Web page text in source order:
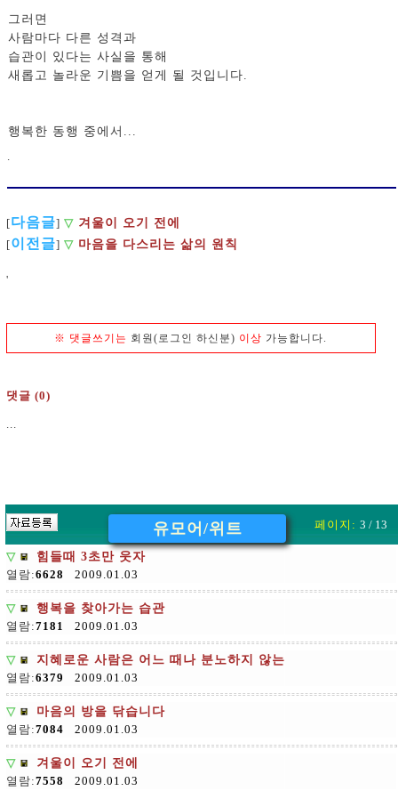
그러면
사람마다 다른 성격과
습관이 있다는 사실을 통해
새롭고 놀라운 기쁨을 얻게 될 것입니다.
행복한 동행 중에서...
.
[다음글] ▽ 겨울이 오기 전에
[이전글] ▽ 마음을 다스리는 삶의 원칙
'
※ 댓글쓰기는 회원(로그인 하신분) 이상 가능합니다.
댓글 (0)
...
유모어/위트 페이지: 3 / 13
▽
힘들때 3초만 웃자
열람:6628 2009.01.03
▽
행복을 찾아가는 습관
열람:7181 2009.01.03
▽
지혜로운 사람은 어느 때나 분노하지 않는다
열람:6379 2009.01.03
▽
마음의 방을 닦습니다
열람:7084 2009.01.03
▽
겨울이 오기 전에
열람:7558 2009.01.03